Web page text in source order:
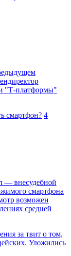
"Т-платформы"
смартфон? 4
— внесудебной
смартфона
возможен
средней
за твит о том,
Уложились